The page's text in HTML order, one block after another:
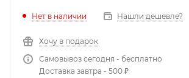
Нет в наличии Нашли дешевле?
Хочу в подарок
Самовывоз сегодня - бесплатно
Доставка завтра - 500 ₽